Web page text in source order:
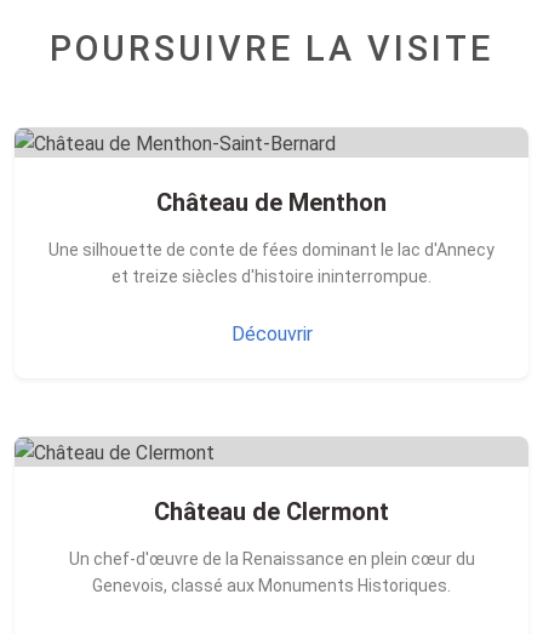
POURSUIVRE LA VISITE
Château de Menthon
Une silhouette de conte de fées dominant le lac d'Annecy
et treize siècles d'histoire ininterrompue.
Découvrir
Château de Clermont
Un chef-d'œuvre de la Renaissance en plein cœur du
Genevois, classé aux Monuments Historiques.